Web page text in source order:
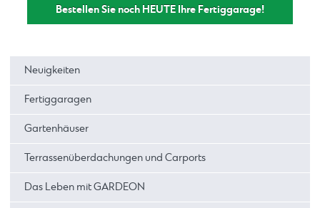
Bestellen Sie noch HEUTE Ihre Fertiggarage!
Neuigkeiten
Fertiggaragen
Gartenhäuser
Terrassenüberdachungen und Carports
Das Leben mit GARDEON